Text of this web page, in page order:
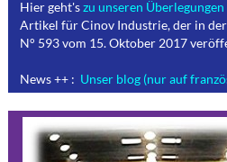
Hier geht'szu unseren Überlegungen
Artikel für Cinov Industrie, der in
N° 593 vom 15. Oktober 2017
News ++ : Unser blog (nur auf